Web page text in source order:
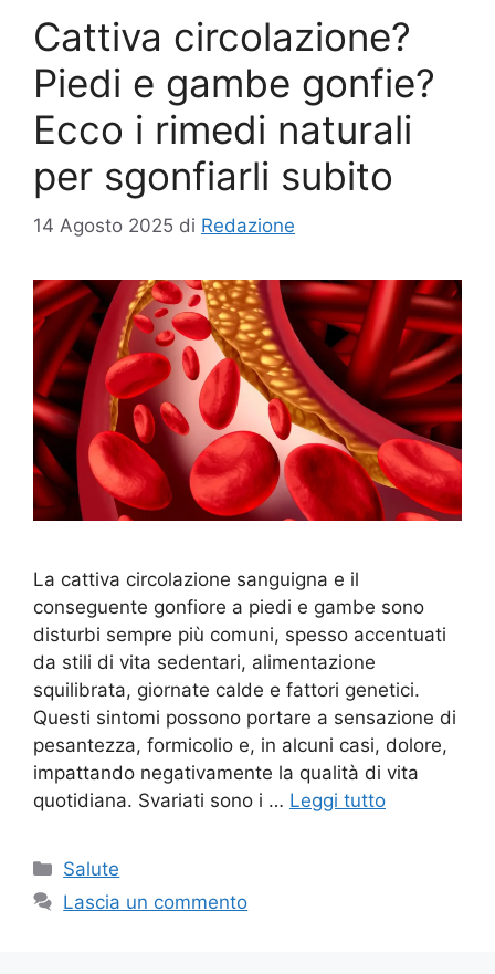
Cattiva circolazione?
Piedi e gambe gonfie?
Ecco i rimedi naturali
per sgonfiarli subito
14 Agosto 2025 di Redazione
La cattiva circolazione sanguigna e il
conseguente gonfiore a piedi e gambe sono
disturbi sempre più comuni, spesso accentuati
da stili di vita sedentari, alimentazione
squilibrata, giornate calde e fattori genetici.
Questi sintomi possono portare a sensazione di
pesantezza, formicolio e, in alcuni casi, dolore,
impattando negativamente la qualità di vita
quotidiana. Svariati sono i … Leggi tutto
Categorie
Salute
Lascia un commento